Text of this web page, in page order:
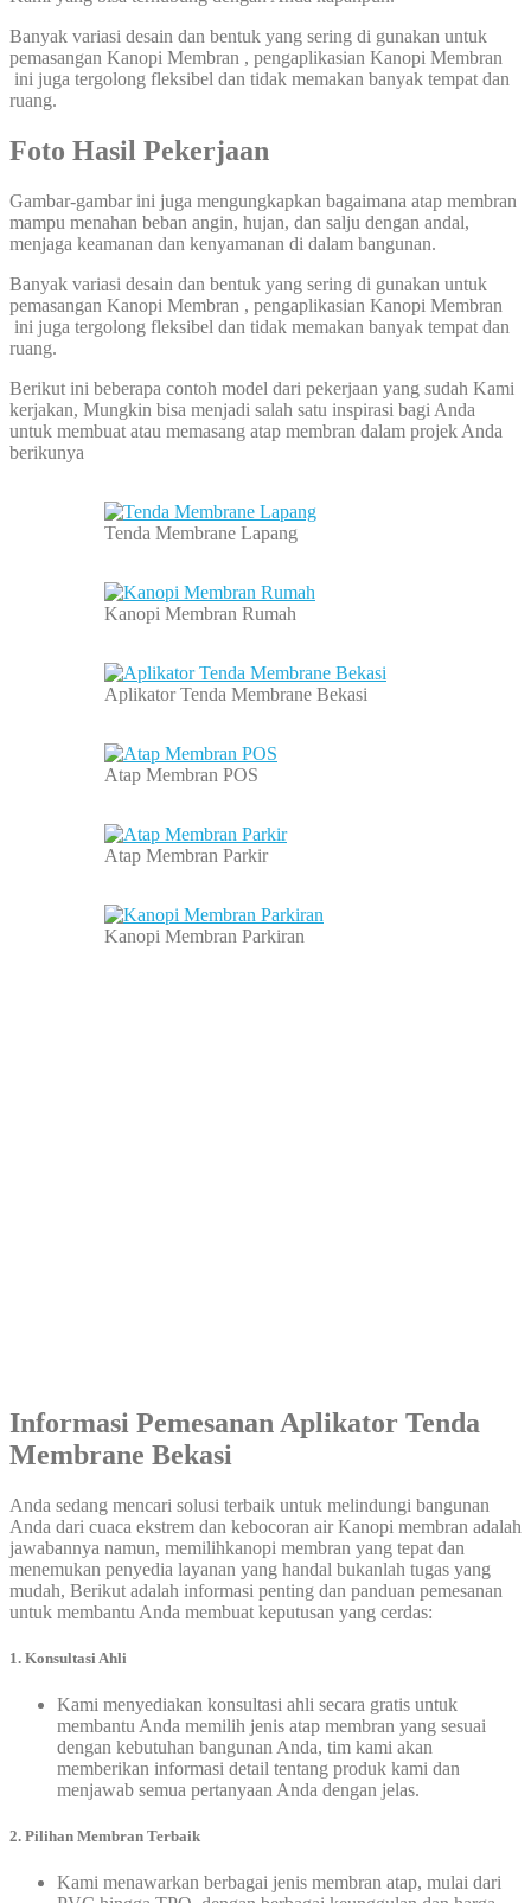
Banyak variasi desain dan bentuk yang sering di gunakan untuk
pemasangan Kanopi Membran , pengaplikasian Kanopi Membran
ini juga tergolong fleksibel dan tidak memakan banyak tempat dan
ruang.
Foto Hasil Pekerjaan
Gambar-gambar ini juga mengungkapkan bagaimana atap membran
mampu menahan beban angin, hujan, dan salju dengan andal,
menjaga keamanan dan kenyamanan di dalam bangunan.
Banyak variasi desain dan bentuk yang sering di gunakan untuk
pemasangan Kanopi Membran , pengaplikasian Kanopi Membran
ini juga tergolong fleksibel dan tidak memakan banyak tempat dan
ruang.
Berikut ini beberapa contoh model dari pekerjaan yang sudah Kami
kerjakan, Mungkin bisa menjadi salah satu inspirasi bagi Anda
untuk membuat atau memasang atap membran dalam projek Anda
berikunya
Tenda Membrane Lapang
Kanopi Membran Rumah
Aplikator Tenda Membrane Bekasi
Atap Membran POS
Atap Membran Parkir
Kanopi Membran Parkiran
Informasi Pemesanan Aplikator Tenda
Membrane Bekasi
Anda sedang mencari solusi terbaik untuk melindungi bangunan
Anda dari cuaca ekstrem dan kebocoran air Kanopi membran adalah
jawabannya namun, memilihkanopi membran yang tepat dan
menemukan penyedia layanan yang handal bukanlah tugas yang
mudah, Berikut adalah informasi penting dan panduan pemesanan
untuk membantu Anda membuat keputusan yang cerdas:
1. Konsultasi Ahli
Kami menyediakan konsultasi ahli secara gratis untuk
membantu Anda memilih jenis atap membran yang sesuai
dengan kebutuhan bangunan Anda, tim kami akan
memberikan informasi detail tentang produk kami dan
menjawab semua pertanyaan Anda dengan jelas.
2. Pilihan Membran Terbaik
Kami menawarkan berbagai jenis membran atap, mulai dari